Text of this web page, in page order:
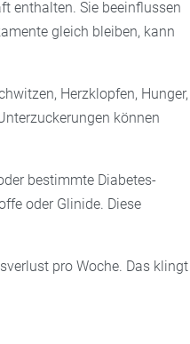
enthalten. Sie beeinflussen
gleich bleiben, kann
Herzklopfen, Hunger,
können
bestimmte Diabetes-
oder Glinide. Diese
pro Woche. Das klingt